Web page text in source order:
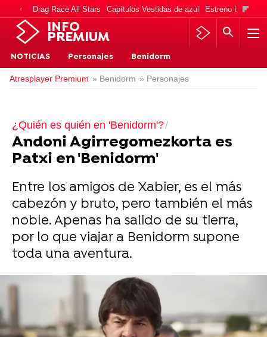
Drag Race All Stars Capítulos Vestidas de azul Estreno Una
INFO
PREMIUM
NOTICIAS Personajes Benidorm
Atresplayer Premium » Benidorm » Personajes
¿Quién es quién en 'Benidorm'?
Andoni Agirregomezkorta es
Patxi en 'Benidorm'
Entre los amigos de Xabier, es el más
cabezón y bruto, pero también el más
noble. Apenas ha salido de su tierra,
por lo que viajar a Benidorm supone
toda una aventura.